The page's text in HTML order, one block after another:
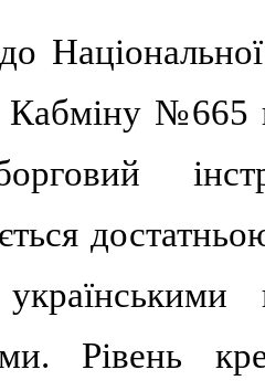
№665
Рівень